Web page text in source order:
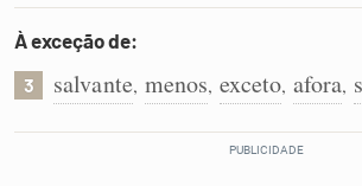
Caça-palavras
À exceção de:
3 salvante, menos, exceto, afora,